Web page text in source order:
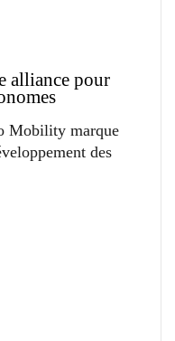
alliance pour
Mobility marque
des